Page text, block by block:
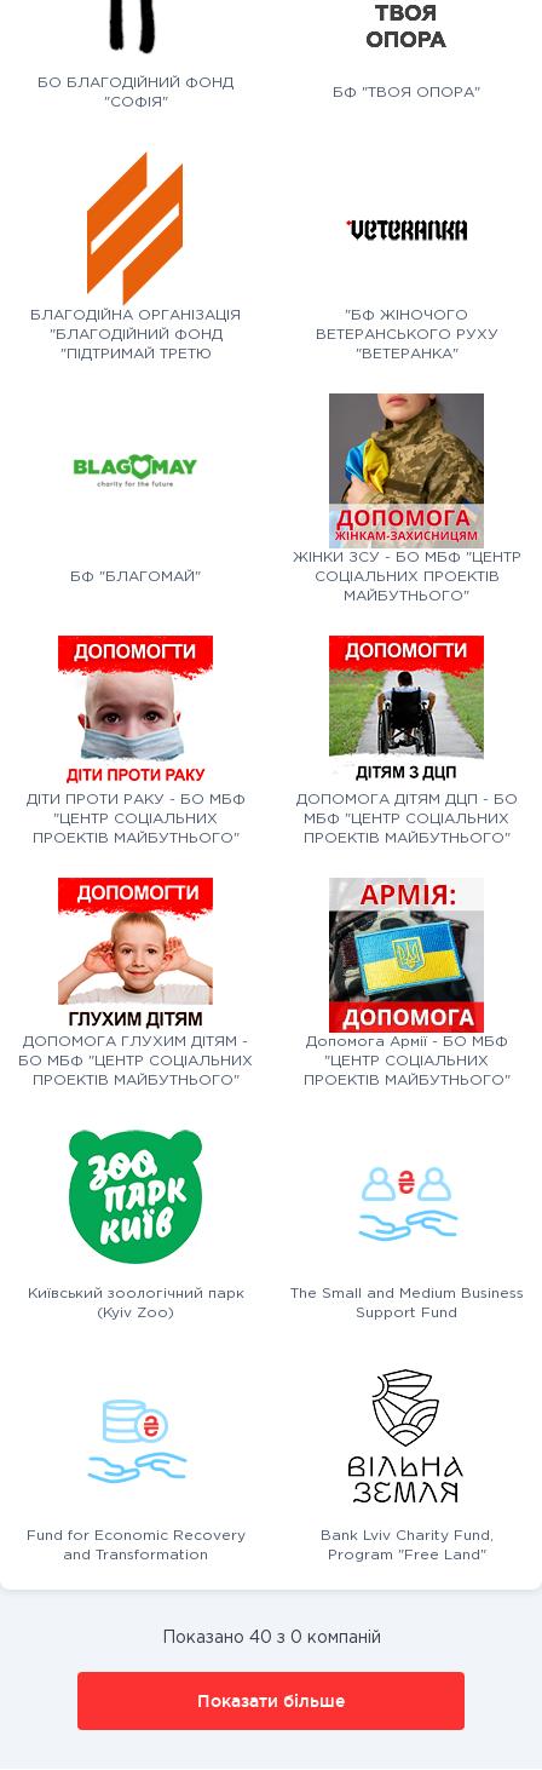
БО БЛАГОДІЙНИЙ ФОНД
"СОФІЯ"
БФ "ТВОЯ ОПОРА"
БЛАГОДІЙНА ОРГАНІЗАЦІЯ
"БЛАГОДІЙНИЙ ФОНД
"ПІДТРИМАЙ ТРЕТЮ
"БФ ЖІНОЧОГО
ВЕТЕРАНСЬКОГО РУХУ
"ВЕТЕРАНКА"
БФ "БЛАГОМАЙ"
ЖІНКИ ЗСУ - БО МБФ "ЦЕНТР
СОЦІАЛЬНИХ ПРОЕКТІВ
МАЙБУТНЬОГО"
ДІТИ ПРОТИ РАКУ - БО МБФ
"ЦЕНТР СОЦІАЛЬНИХ
ПРОЕКТІВ МАЙБУТНЬОГО"
ДОПОМОГА ДІТЯМ ДЦП - БО
МБФ "ЦЕНТР СОЦІАЛЬНИХ
ПРОЕКТІВ МАЙБУТНЬОГО"
ДОПОМОГА ГЛУХИМ ДІТЯМ -
БО МБФ "ЦЕНТР СОЦІАЛЬНИХ
ПРОЕКТІВ МАЙБУТНЬОГО"
Допомога Армії - БО МБФ
"ЦЕНТР СОЦІАЛЬНИХ
ПРОЕКТІВ МАЙБУТНЬОГО"
Київський зоологічний парк
(Kyiv Zoo)
The Small and Medium Business
Support Fund
Fund for Economic Recovery
and Transformation
Bank Lviv Charity Fund,
Program "Free Land"
Показано 40 з 0 компаній
Показати більше